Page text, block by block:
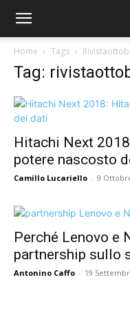
Home Tags
Tag:
Hitachi Next
potere nascosto
Camillo Lucariello - 9
Perché Lenovo e
partnership sullo
Antonino Caffo - 19